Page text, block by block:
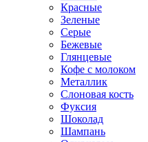
Красные
Зеленые
Серые
Бежевые
Глянцевые
Кофе с молоком
Металлик
Слоновая кость
Фуксия
Шоколад
Шампань